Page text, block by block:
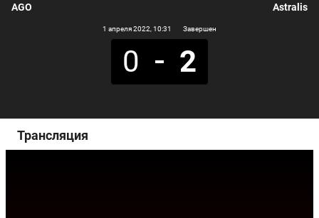
AGO
1 апреля 2022 , 10:31 Завершен
0 2
Astralis
Трансляция